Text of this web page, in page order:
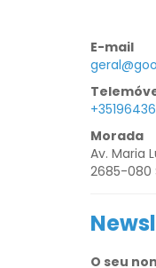
E-mail
Morada
Av. Maria
2685-080
O seu